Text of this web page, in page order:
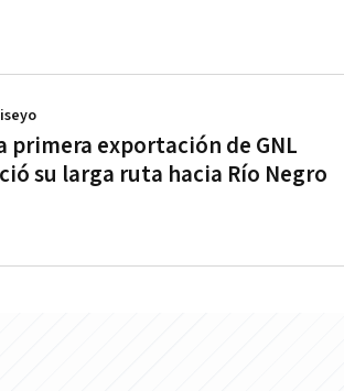
primera exportación de GNL
su larga ruta hacia Río Negro